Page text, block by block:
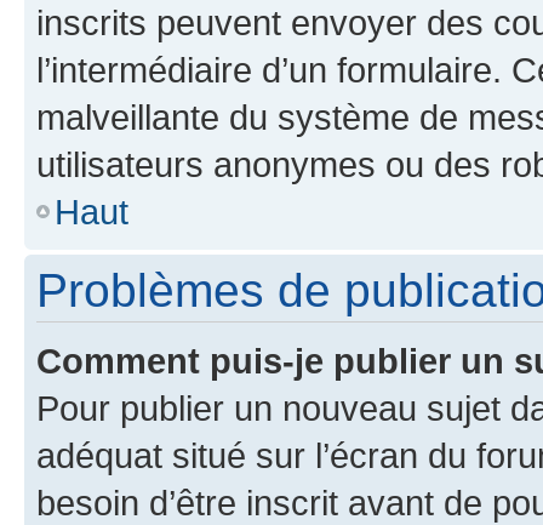
inscrits peuvent envoyer des
l’intermédiaire d’un formulaire.
malveillante du système de
utilisateurs anonymes ou des
Haut
Problèmes de
Comment puis-je publier un
Pour publier un nouveau sujet
adéquat situé sur l’écran du
besoin d’être inscrit avant de